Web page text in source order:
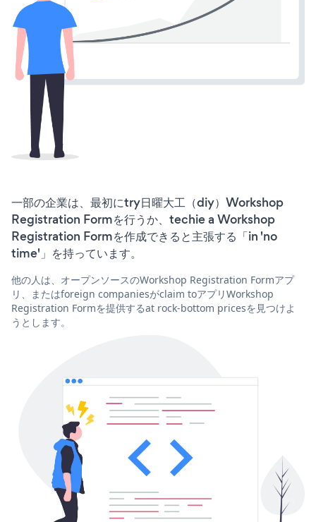
一部の企業は、最初にtry日曜大工（diy）Workshop
Registration Formを行うか、techie a Workshop
Registration Formを作成できると主張する「in 'no
time'」を持っています。
他の人は、オープンソースのWorkshop Registration Formアプ
リ、またはforeign companiesがclaim toアプリWorkshop
Registration Formを提供するat rock-bottom pricesを見つけよ
うとします。